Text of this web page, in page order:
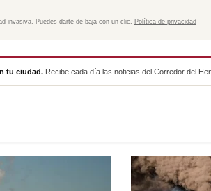
invasiva. Puedes darte de baja con un clic. Política de privacidad
tu ciudad. Recibe cada día las noticias del Corredor del